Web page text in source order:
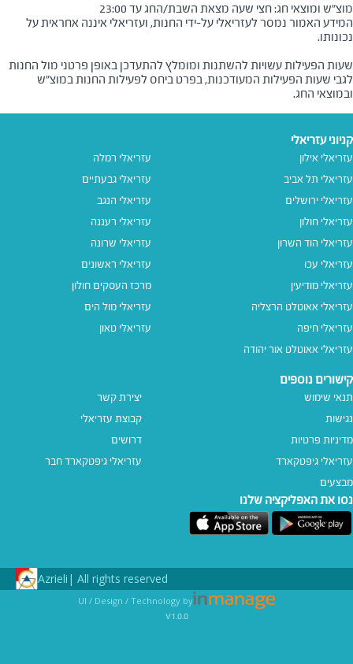
מוצ"ש ומוצאי חג: חצי שעה מצאת השבת/החג עד 23:00
המידע האמור נמסר לעזריאלי על-ידי החנות, ועזריאלי איננה אחראית על
שעות הפעילות עשויות להשתנות ומומלץ להתעדכן באופן פרטני מול החנות
לגבי שעות הפעילות המעודכנות, בפרט ביחס לפעילות החנות במוצ"ש
ובמוצאי החג.
קניוני עזריאלי
עזריאלי אילון
עזריאלי תל אביב
עזריאלי ירושלים
עזריאלי חולון
עזריאלי הוד השרון
עזריאלי עכו
עזריאלי מודיעין
עזריאלי אאוטלט הרצליה
עזריאלי חיפה
עזריאלי אאוטלט אור יהודה
עזריאלי רמלה
עזריאלי גבעתיים
עזריאלי הנגב
עזריאלי רעננה
עזריאלי שרונה
עזריאלי ראשונים
מרכז העסקים חולון
עזריאלי מול הים
עזריאלי טאון
קישורים נוספים
תנאי שימוש
נגישות
מדיניות פרטיות
עזריאלי גיפטקארד
מבצעים
יצירת קשר
קבוצת עזריאלי
דרושים
עזריאלי גיפטקארד חבר‎
נסו את האפליקציה שלנו
All rights reserved |
Azrieli
UI / Design / Technology by
v1.0.0